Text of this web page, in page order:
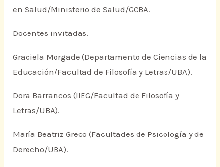
en Salud/Ministerio de Salud/GCBA.
Docentes invitadas:
Graciela Morgade (Departamento de Ciencias de la
Educación/Facultad de Filosofía y Letras/UBA).
Dora Barrancos (IIEG/Facultad de Filosofía y
Letras/UBA).
María Beatriz Greco (Facultades de Psicología y de
Derecho/UBA).